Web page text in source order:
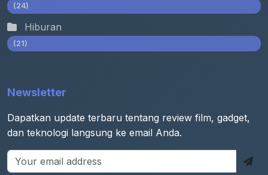
(24)
Hiburan
(21)
Newsletter
Dapatkan update terbaru tentang review film, gadget,
dan teknologi langsung ke email Anda.